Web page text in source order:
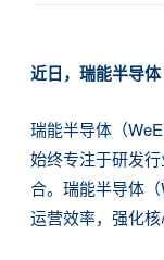
近日，瑞能半导
瑞能半导体（
始终专注于研发
合。瑞能半导体
运营效率，强化核